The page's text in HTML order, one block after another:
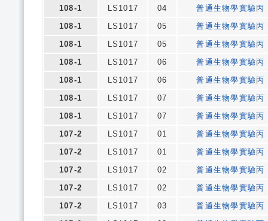
108-1
LS1017 04
普通生物學實驗丙
108-1
LS1017 05
普通生物學實驗丙
108-1
LS1017 05
普通生物學實驗丙
108-1
LS1017 06
普通生物學實驗丙
108-1
LS1017 06
普通生物學實驗丙
108-1
LS1017 07
普通生物學實驗丙
108-1
LS1017 07
普通生物學實驗丙
107-2
LS1017 01
普通生物學實驗丙
107-2
LS1017 01
普通生物學實驗丙
107-2
LS1017 02
普通生物學實驗丙
107-2
LS1017 02
普通生物學實驗丙
107-2
LS1017 03
普通生物學實驗丙